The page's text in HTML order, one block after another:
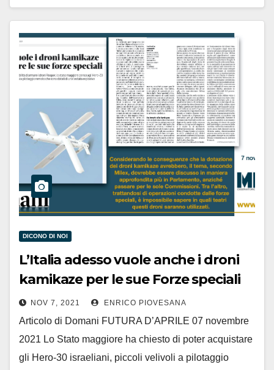
DICONO DI NOI
L’Italia adesso vuole anche i droni
kamikaze per le sue Forze speciali
NOV 7, 2021 ENRICO PIOVESANA
Articolo di Domani FUTURA D’APRILE 07 novembre
2021 Lo Stato maggiore ha chiesto di poter acquistare
gli Hero-30 israeliani, piccoli velivoli a pilotaggio